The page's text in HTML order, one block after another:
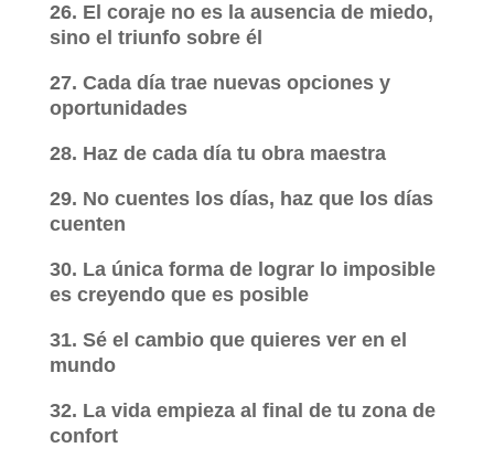
26. El coraje no es la ausencia de miedo,
sino el triunfo sobre él
27. Cada día trae nuevas opciones y
oportunidades
28. Haz de cada día tu obra maestra
29. No cuentes los días, haz que los días
cuenten
30. La única forma de lograr lo imposible
es creyendo que es posible
31. Sé el cambio que quieres ver en el
mundo
32. La vida empieza al final de tu zona de
confort